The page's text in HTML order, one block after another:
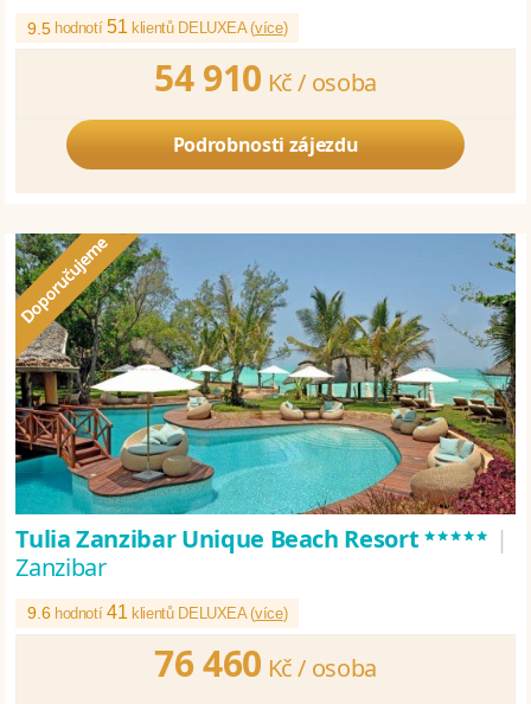
9.5 hodnotí51klientů DELUXEA (více)
54 910 Kč / osoba
Podrobnosti zájezdu
Tulia Zanzibar Unique Beach Resort***** |
Zanzibar
9.6 hodnotí41 klientů DELUXEA (více)
76 460 Kč / osoba